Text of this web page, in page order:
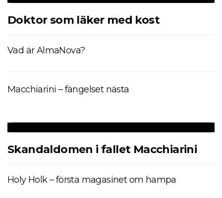
Doktor som läker med kost
Vad är AlmaNova?
Macchiarini – fängelset nästa
Skandaldomen i fallet Macchiarini
Holy Holk – första magasinet om hampa